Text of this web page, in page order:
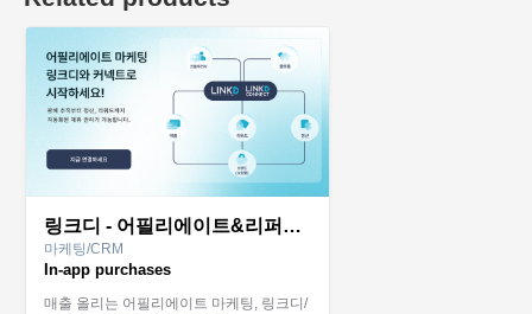
링크디 - 어필리에이트&리퍼럴 마케팅
마케팅/CRM
In-app purchases
매출 올리는 어필리에이트 마케팅, 링크디/